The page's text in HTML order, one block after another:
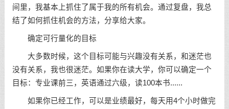
间里，我基本上抓住了属于我的所有机会。通过复盘，我总
结了如何抓住机会的方法，分享给大家。
确定可行量化的目标
大多数时候，这个目标可能与兴趣没有关系，和迷茫也
没有关系，我也很迷茫。如果你在读大学，你可以确定一个
目标：专业课前三，英语通过六级，读100本书......
如果你已经工作，可以是业绩最好，每天用4个小时做完